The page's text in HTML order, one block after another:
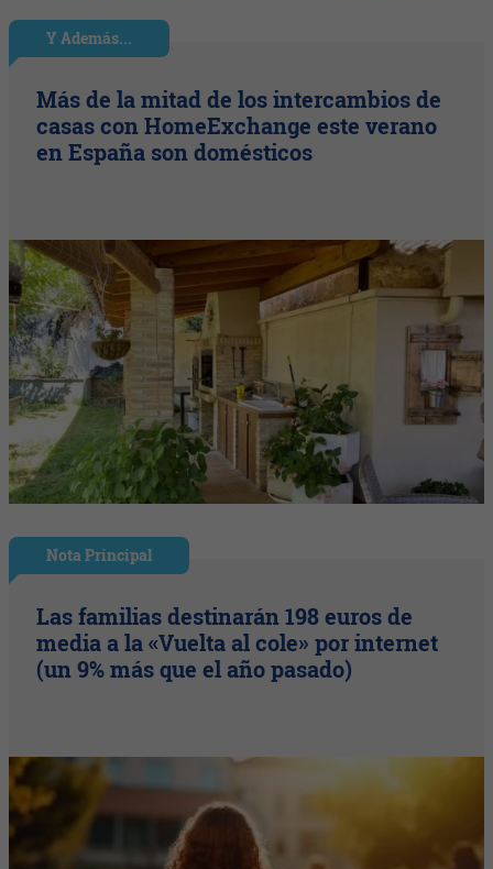
Y Además...
Más de la mitad de los intercambios de
casas con HomeExchange este verano
en España son domésticos
Nota Principal
Las familias destinarán 198 euros de
media a la «Vuelta al cole» por internet
(un 9% más que el año pasado)